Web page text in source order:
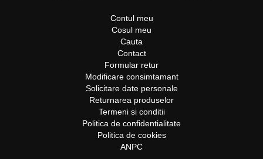
Contul meu
Cosul meu
Cauta
Contact
Formular retur
Modificare consimtamant
Solicitare date personale
Returnarea produselor
Termeni si conditii
Politica de confidentialitate
Politica de cookies
ANPC